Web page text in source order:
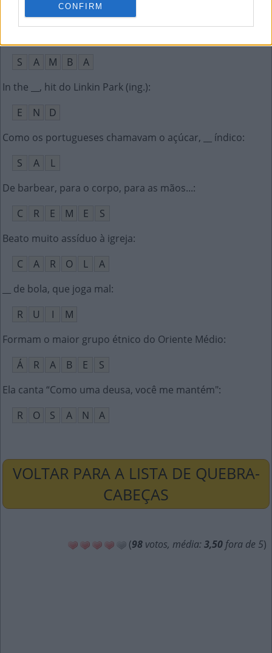
CONFIRM
A
S
S
A M B
A
In the __, hit do Linkin Park (ing.):
E
N
D
Como os portugueses chamavam o açúcar, __ índico:
S
A
L
De barbear, para o corpo, para as mãos...:
C
R E M E
S
Beato muito assíduo à igreja:
C
A R O L
A
__ de bola, que joga mal:
R
U I
M
Formam o maior grupo étnico do Oriente Médio:
Á
R A B E
S
Ela canta “Como uma deusa, você me mantém":
R
O S A N A
VOLTAR PARA A LISTA DE QUEBRA-
CABEÇAS
(98 votos, média: 3,50 fora de 5)